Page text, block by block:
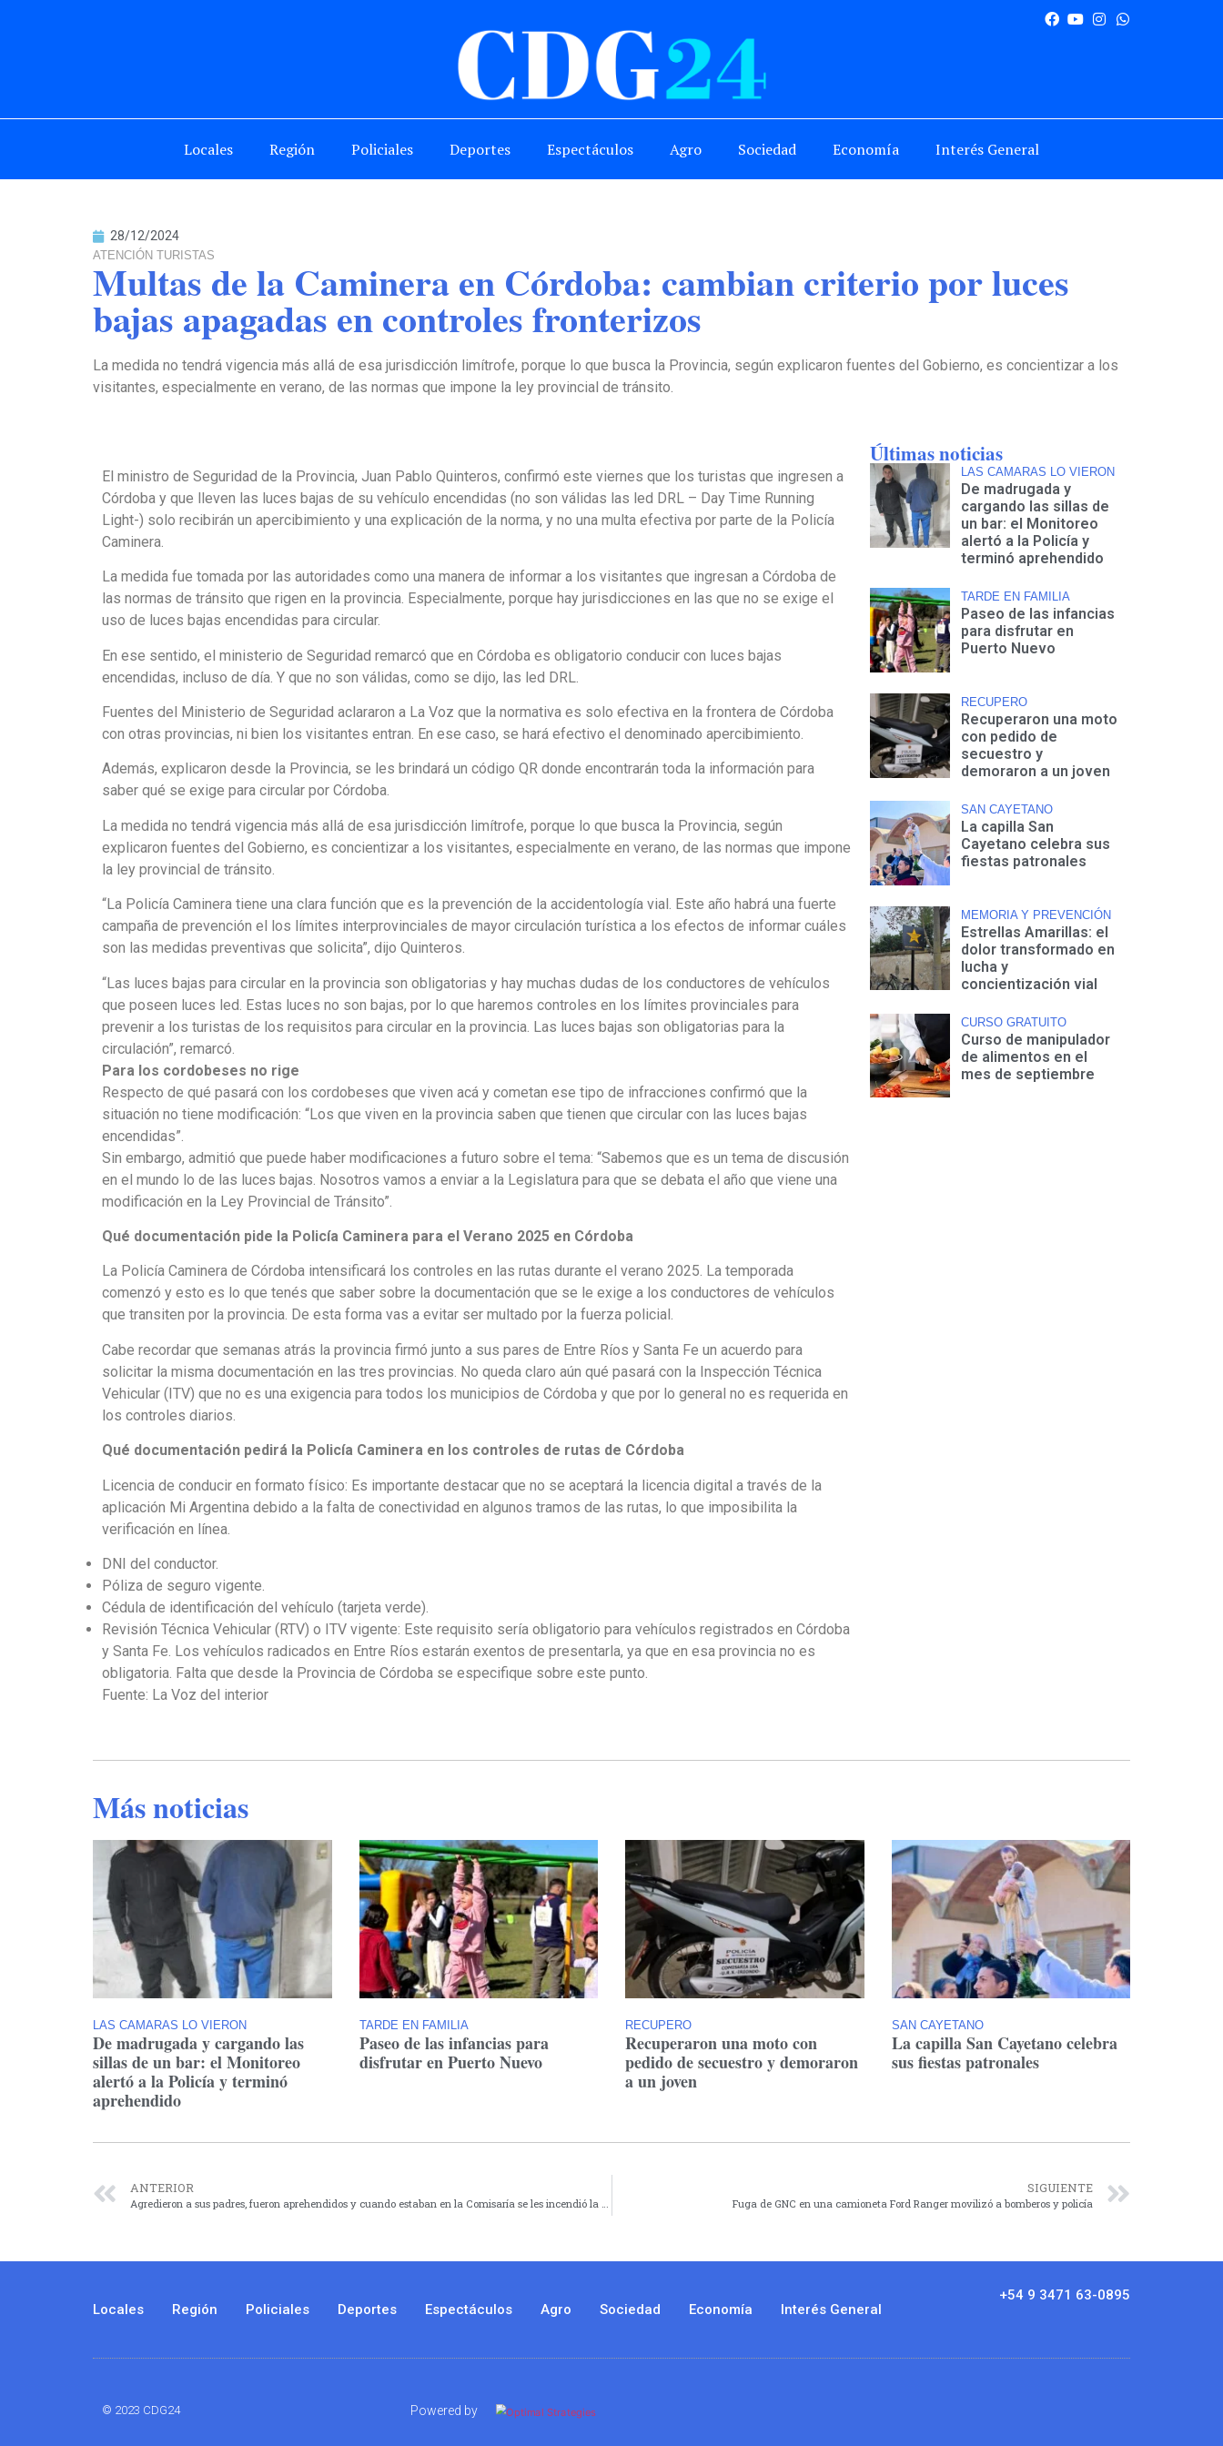
Locales Región Policiales Deportes Espectáculos Agro Sociedad Economía Interés General
28/12/2024
ATENCIÓN TURISTAS
Multas de la Caminera en Córdoba: cambian criterio por luces
bajas apagadas en controles fronterizos
La medida no tendrá vigencia más allá de esa jurisdicción limítrofe, porque lo que busca la Provincia, según explicaron fuentes del Gobierno, es concientizar a los
visitantes, especialmente en verano, de las normas que impone la ley provincial de tránsito.
El ministro de Seguridad de la Provincia, Juan Pablo Quinteros, confirmó este viernes que los turistas que ingresen a
Córdoba y que lleven las luces bajas de su vehículo encendidas (no son válidas las led DRL – Day Time Running
Light-) solo recibirán un apercibimiento y una explicación de la norma, y no una multa efectiva por parte de la Policía
Caminera.
La medida fue tomada por las autoridades como una manera de informar a los visitantes que ingresan a Córdoba de
las normas de tránsito que rigen en la provincia. Especialmente, porque hay jurisdicciones en las que no se exige el
uso de luces bajas encendidas para circular.
En ese sentido, el ministerio de Seguridad remarcó que en Córdoba es obligatorio conducir con luces bajas
encendidas, incluso de día. Y que no son válidas, como se dijo, las led DRL.
Fuentes del Ministerio de Seguridad aclararon a La Voz que la normativa es solo efectiva en la frontera de Córdoba
con otras provincias, ni bien los visitantes entran. En ese caso, se hará efectivo el denominado apercibimiento.
Además, explicaron desde la Provincia, se les brindará un código QR donde encontrarán toda la información para
saber qué se exige para circular por Córdoba.
La medida no tendrá vigencia más allá de esa jurisdicción limítrofe, porque lo que busca la Provincia, según
explicaron fuentes del Gobierno, es concientizar a los visitantes, especialmente en verano, de las normas que impone
la ley provincial de tránsito.
“La Policía Caminera tiene una clara función que es la prevención de la accidentología vial. Este año habrá una fuerte
campaña de prevención el los límites interprovinciales de mayor circulación turística a los efectos de informar cuáles
son las medidas preventivas que solicita”, dijo Quinteros.
“Las luces bajas para circular en la provincia son obligatorias y hay muchas dudas de los conductores de vehículos
que poseen luces led. Estas luces no son bajas, por lo que haremos controles en los límites provinciales para
prevenir a los turistas de los requisitos para circular en la provincia. Las luces bajas son obligatorias para la
circulación”, remarcó.
Para los cordobeses no rige
Respecto de qué pasará con los cordobeses que viven acá y cometan ese tipo de infracciones confirmó que la
situación no tiene modificación: “Los que viven en la provincia saben que tienen que circular con las luces bajas
encendidas”.
Sin embargo, admitió que puede haber modificaciones a futuro sobre el tema: “Sabemos que es un tema de discusión
en el mundo lo de las luces bajas. Nosotros vamos a enviar a la Legislatura para que se debata el año que viene una
modificación en la Ley Provincial de Tránsito”.
Qué documentación pide la Policía Caminera para el Verano 2025 en Córdoba
La Policía Caminera de Córdoba intensificará los controles en las rutas durante el verano 2025. La temporada
comenzó y esto es lo que tenés que saber sobre la documentación que se le exige a los conductores de vehículos
que transiten por la provincia. De esta forma vas a evitar ser multado por la fuerza policial.
Cabe recordar que semanas atrás la provincia firmó junto a sus pares de Entre Ríos y Santa Fe un acuerdo para
solicitar la misma documentación en las tres provincias. No queda claro aún qué pasará con la Inspección Técnica
Vehicular (ITV) que no es una exigencia para todos los municipios de Córdoba y que por lo general no es requerida en
los controles diarios.
Qué documentación pedirá la Policía Caminera en los controles de rutas de Córdoba
Licencia de conducir en formato físico: Es importante destacar que no se aceptará la licencia digital a través de la
aplicación Mi Argentina debido a la falta de conectividad en algunos tramos de las rutas, lo que imposibilita la
verificación en línea.
DNI del conductor.
Póliza de seguro vigente.
Cédula de identificación del vehículo (tarjeta verde).
Revisión Técnica Vehicular (RTV) o ITV vigente: Este requisito sería obligatorio para vehículos registrados en Córdoba
y Santa Fe. Los vehículos radicados en Entre Ríos estarán exentos de presentarla, ya que en esa provincia no es
obligatoria. Falta que desde la Provincia de Córdoba se especifique sobre este punto.
Fuente: La Voz del interior
Últimas noticias
LAS CAMARAS LO VIERON
De madrugada y
cargando las sillas de
un bar: el Monitoreo
alertó a la Policía y
terminó aprehendido
TARDE EN FAMILIA
Paseo de las infancias
para disfrutar en
Puerto Nuevo
RECUPERO
Recuperaron una moto
con pedido de
secuestro y
demoraron a un joven
SAN CAYETANO
La capilla San
Cayetano celebra sus
fiestas patronales
MEMORIA Y PREVENCIÓN
Estrellas Amarillas: el
dolor transformado en
lucha y
concientización vial
CURSO GRATUITO
Curso de manipulador
de alimentos en el
mes de septiembre
Más noticias
LAS CAMARAS LO VIERON
De madrugada y cargando las
sillas de un bar: el Monitoreo
alertó a la Policía y terminó
aprehendido
TARDE EN FAMILIA
Paseo de las infancias para
disfrutar en Puerto Nuevo
RECUPERO
Recuperaron una moto con
pedido de secuestro y demoraron
a un joven
SAN CAYETANO
La capilla San Cayetano celebra
sus fiestas patronales
ANTERIOR SIGUIENTE
Fuga de GNC en una camioneta Ford Ranger movilizó a bomberos y policía
Locales Región Policiales Deportes Espectáculos Agro Sociedad Economía Interés General
+54 9 3471 63-0895
© 2023 CDG24 Powered by